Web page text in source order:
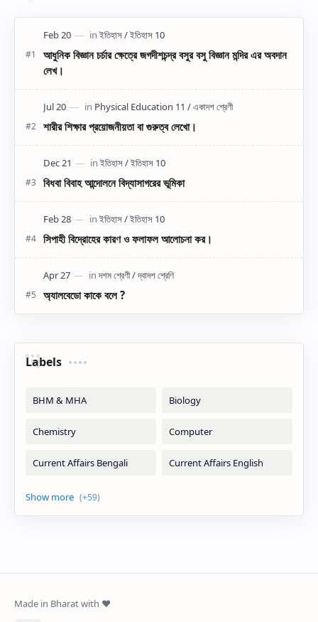
আধুনিক বিজ্ঞান চর্চার ক্ষেত্রে জগদীশচন্দ্র বসুর বসু বিজ্ঞান মন্দির এর অবদান
লেখ।
শারীর শিক্ষার প্রয়োজনীয়তা বা গুরুত্ব লেখো।
বিধবা বিবাহ আন্দোলনে বিদ্যাসাগরের ভূমিকা
সিপাহী বিদ্রোহের কারণ ও ফলাফল আলোচনা কর।
অ্যালবেডো কাকে বলে ?
Labels